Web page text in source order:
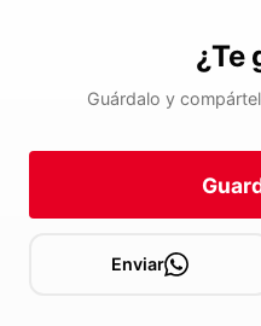
¿Te
Guárdalo y
Enviar